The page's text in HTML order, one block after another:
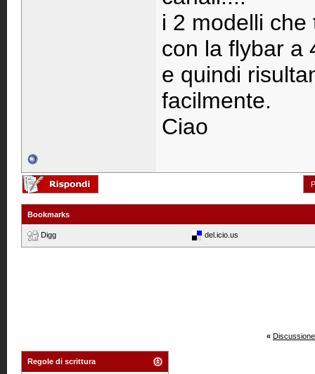
i 2 modelli
con la flybar a
e quindi
facilmente.
Ciao
Bookmarks
Digg del.icio.us
«
Regole di scrittura